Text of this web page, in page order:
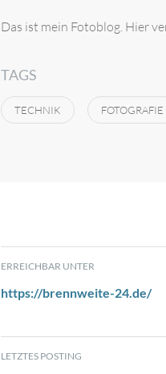
Das ist mein Fotoblog. Hier
TAGS
TECHNIK FOTOGRAFIE
ERREICHBAR UNTER
https://brennweite-24.de/
LETZTES POSTING